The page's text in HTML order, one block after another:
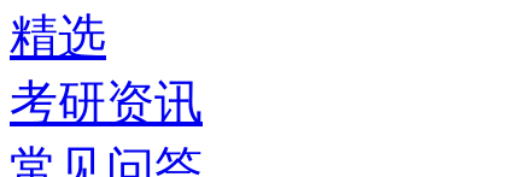
精选
考研资讯